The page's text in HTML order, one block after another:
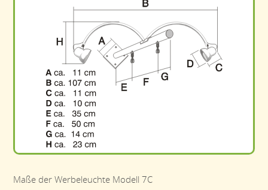
Maße der Werbeleuchte Modell 7C